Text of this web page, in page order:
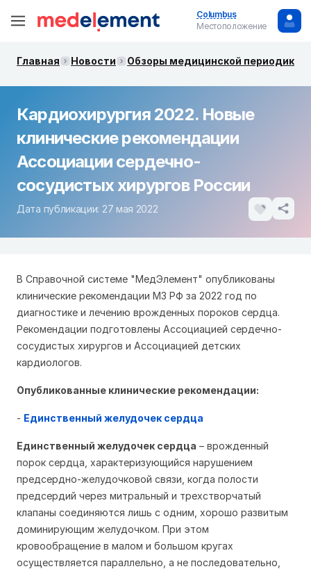
Columbus
Местоположение
Главная Новости Обзоры медицинской периодики.
Кардиохирургия 2022. Новые
клинические рекомендации
Ассоциации сердечно-
сосудистых хирургов России
Дата публикации: 27 мая 2022
В Справочной системе "МедЭлемент" опубликованы
клинические рекомендации МЗ РФ за 2022 год по
диагностике и лечению врожденных пороков сердца.
Рекомендации подготовлены Ассоциацией сердечно-
сосудистых хирургов и Ассоциацией детских
кардиологов.
Опубликованные клинические рекомендации:
- Единственный желудочек сердца
Единственный желудочек сердца – врожденный
порок сердца, характеризующийся нарушением
предсердно-желудочковой связи, когда полости
предсердий через митральный и трехстворчатый
клапаны соединяются лишь с одним, хорошо развитым
доминирующим желудочком. При этом
кровообращение в малом и большом кругах
осуществляется параллельно, а не последовательно,